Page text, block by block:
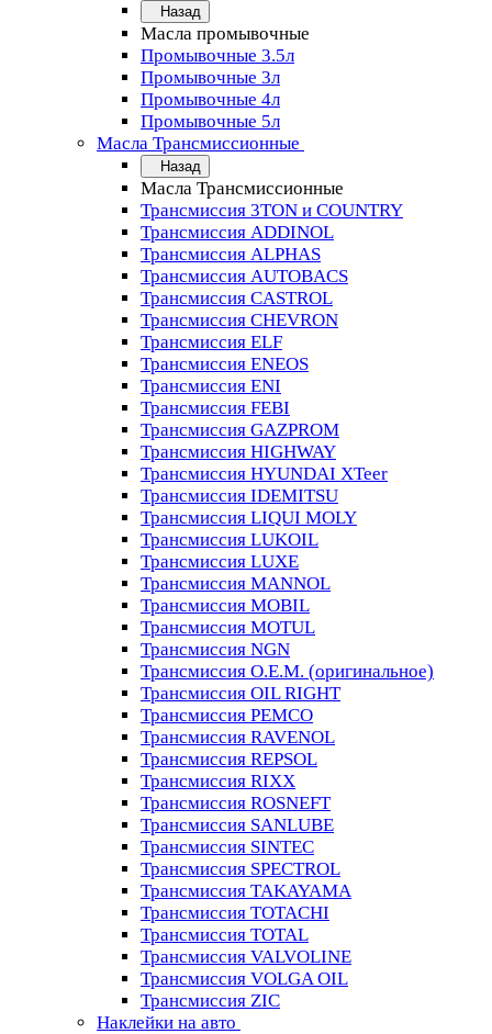
Назад
Масла промывочные
Промывочные 3.5л
Промывочные 3л
Промывочные 4л
Промывочные 5л
Масла Трансмиссионные
Назад
Масла Трансмиссионные
Трансмиссия 3TON и COUNTRY
Трансмиссия ADDINOL
Трансмиссия ALPHAS
Трансмиссия AUTOBACS
Трансмиссия CASTROL
Трансмиссия CHEVRON
Трансмиссия ELF
Трансмиссия ENEOS
Трансмиссия ENI
Трансмиссия FEBI
Трансмиссия GAZPROM
Трансмиссия HIGHWAY
Трансмиссия HYUNDAI XTeer
Трансмиссия IDEMITSU
Трансмиссия LIQUI MOLY
Трансмиссия LUKOIL
Трансмиссия LUXE
Трансмиссия MANNOL
Трансмиссия MOBIL
Трансмиссия MOTUL
Трансмиссия NGN
Трансмиссия O.E.M. (оригинальное)
Трансмиссия OIL RIGHT
Трансмиссия PEMCO
Трансмиссия RAVENOL
Трансмиссия REPSOL
Трансмиссия RIXX
Трансмиссия ROSNEFT
Трансмиссия SANLUBE
Трансмиссия SINTEC
Трансмиссия SPECTROL
Трансмиссия TAKAYAMA
Трансмиссия TOTACHI
Трансмиссия TOTAL
Трансмиссия VALVOLINE
Трансмиссия VOLGA OIL
Трансмиссия ZIC
Наклейки на авто